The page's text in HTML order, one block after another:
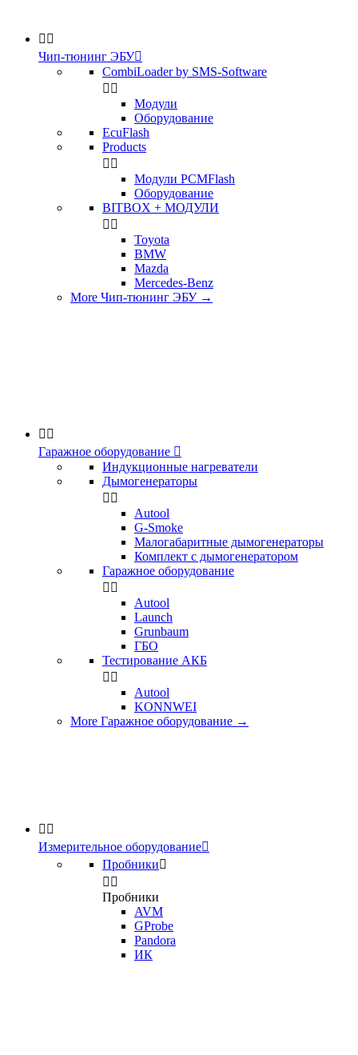
 
Чип-тюнинг ЭБУ
CombiLoader by SMS-Software
 
Модули
Оборудование
EcuFlash
Products
 
Модули PCMFlash
Оборудование
BITBOX + МОДУЛИ
 
Toyota
BMW
Mazda
Mercedes-Benz
More Чип-тюнинг ЭБУ →
 
Гаражное оборудование 
Индукционные нагреватели
Дымогенераторы
 
Аutool
G-Smoke
Малогабаритные дымогенераторы
Комплект с дымогенератором
Гаражное оборудование
 
Autool
Launch
Grunbaum
ГБО
Тестирование АКБ
 
Autool
KONNWEI
More Гаражное оборудование →
 
Измерительное оборудование
Пробники
 
Пробники
AVM
GProbe
Pandora
ИК